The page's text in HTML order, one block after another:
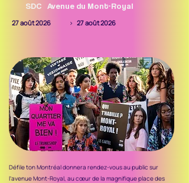
SDC Avenue du Mont-Royal
27 août 2026 > 27 août 2026
Défile ton Montréal donnera rendez-vous au public sur
l’avenue Mont-Royal, au cœur de la magnifique place des